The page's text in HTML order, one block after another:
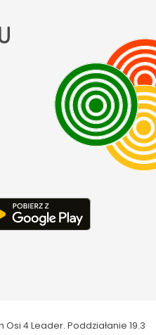
4 Leader. Poddziałanie 19.3